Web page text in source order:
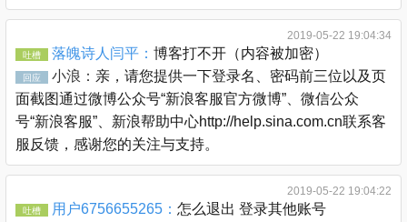
2019-05-22 19:04:34
吐槽 落魄诗人闫平： 博客打不开（内容被加密）
回应 小浪： 亲，请您提供一下登录名、密码前三位以及页
面截图通过微博公众号“新浪客服官方微博”、微信公众
号“新浪客服”、新浪帮助中心http://help.sina.com.cn联系客
服反馈，感谢您的关注与支持。
2019-05-22 19:04:22
吐槽 用户6756655265： 怎么退出 登录其他账号